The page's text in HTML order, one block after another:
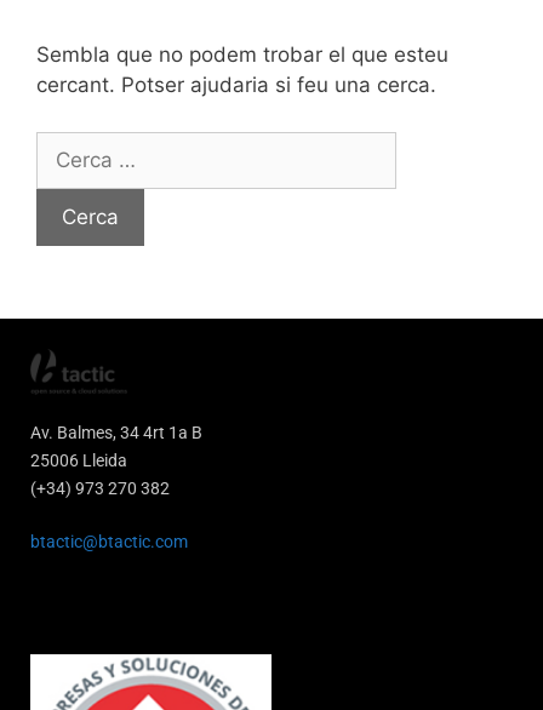
Sembla que no podem trobar el que esteu
cercant. Potser ajudaria si feu una cerca.
Av. Balmes, 34 4rt 1a B
25006 Lleida
(+34) 973 270 382
btactic@btactic.com